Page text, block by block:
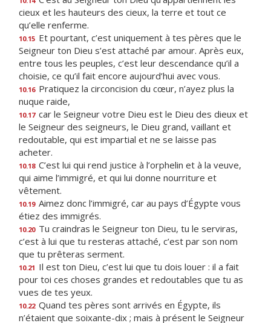
cieux et les hauteurs des cieux, la terre et tout ce
qu’elle renferme.
10.15 Et pourtant, c’est uniquement à tes pères que le
Seigneur ton Dieu s’est attaché par amour. Après eux,
entre tous les peuples, c’est leur descendance qu’il a
choisie, ce qu’il fait encore aujourd’hui avec vous.
10.16 Pratiquez la circoncision du cœur, n’ayez plus la
nuque raide,
10.17 car le Seigneur votre Dieu est le Dieu des dieux et
le Seigneur des seigneurs, le Dieu grand, vaillant et
redoutable, qui est impartial et ne se laisse pas
acheter.
10.18 C’est lui qui rend justice à l’orphelin et à la veuve,
qui aime l’immigré, et qui lui donne nourriture et
vêtement.
10.19 Aimez donc l’immigré, car au pays d’Égypte vous
étiez des immigrés.
10.20 Tu craindras le Seigneur ton Dieu, tu le serviras,
c’est à lui que tu resteras attaché, c’est par son nom
que tu prêteras serment.
10.21 Il est ton Dieu, c’est lui que tu dois louer : il a fait
pour toi ces choses grandes et redoutables que tu as
vues de tes yeux.
10.22 Quand tes pères sont arrivés en Égypte, ils
n’étaient que soixante-dix ; mais à présent le Seigneur